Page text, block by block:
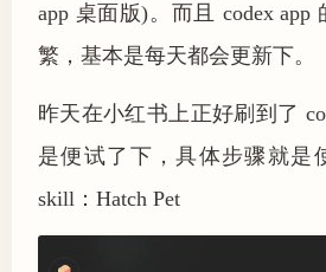
app 桌面版)。而且 codex app
繁，基本是每天都会更新下。
昨天在小红书上正好刷到了
是便试了下，具体步骤就是
skill：Hatch Pet